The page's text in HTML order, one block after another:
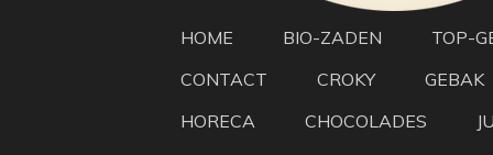
HOME BIO-ZADEN
TOP-
CONTACT
CROKY
GEBAK
HORECA
CHOCOLADES